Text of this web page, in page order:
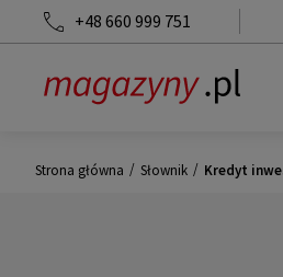
+48 660 999 751
Strona główna / Słownik / Kredyt